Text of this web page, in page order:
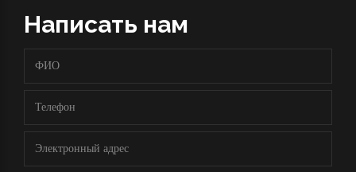
Написать нам